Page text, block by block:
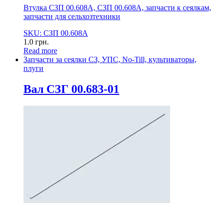
Втулка СЗП 00.608А, СЗП 00.608А, запчасти к сеялкам,
запчасти для сельхозтехники
SKU: СЗП 00.608А
1.0 грн.
Read more
Запчасти за сеялки СЗ, УПС, No-Till, культиваторы,
плуги
Вал СЗГ 00.683-01